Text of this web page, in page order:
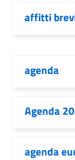
affitti
agenda
Agenda
agenda